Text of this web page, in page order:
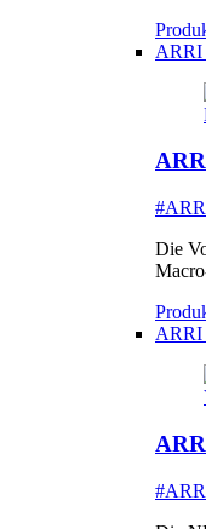
ARRI
Die
ARRI